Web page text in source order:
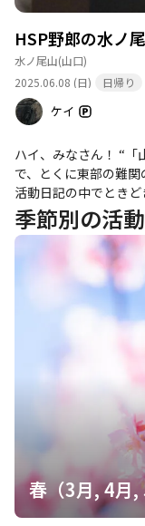
水ノ尾山(山口)
2025.06.08 (日)
日帰り
ケイ
ハイ、みなさん！ “「
で、とくに東部の難
活動日記の中でとき
の企画は人気があり
唯一人、お情け(？)でご応
う………🤔？ これは
が、ちょうど昨日手掛かりが
本屋に寄り、各コー
ィーなとこ以外です
りテキトーな1冊の
と、“HSP”という単語が
ートショックプロテ
ので、この手の本は
ちょっと勉強(…って
あ、山行ですが、最
薄くなっているので、
続き、山口百名山(お
季節別の活
春（3月, 4月,